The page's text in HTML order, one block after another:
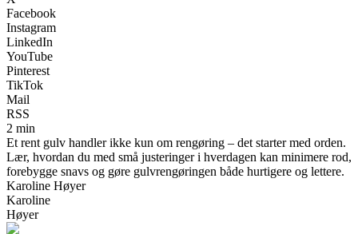
Facebook
Instagram
LinkedIn
YouTube
Pinterest
TikTok
Mail
RSS
2 min
Et rent gulv handler ikke kun om rengøring – det starter med orden.
Lær, hvordan du med små justeringer i hverdagen kan minimere rod,
forebygge snavs og gøre gulvrengøringen både hurtigere og lettere.
Karoline Høyer
Karoline
Høyer